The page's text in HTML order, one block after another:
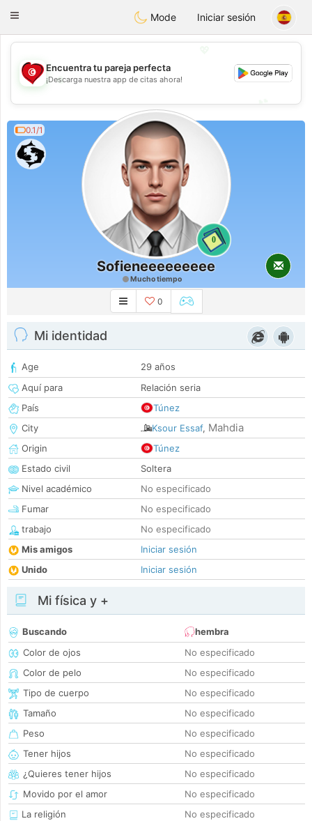
Tunisia Dating
Toggle
Mode Iniciar sesión
💖
💕
Encuentra tu pareja perfecta
¡Descarga nuestra app de citas ahora!
0.1/1
0
Sofieneeeeeeeee
Mucho tiempo
0
Mi identidad
Age
29 años
Aquí para
Relación seria
País
Túnez
City
Ksour Essaf, Mahdia
Origin
Túnez
Estado civil
Soltera
Nivel académico
No especificado
Fumar
No especificado
trabajo
No especificado
Mis amigos
Iniciar sesión
Unido
Iniciar sesión
Mi física y +
Buscando
hembra
Color de ojos
No especificado
Color de pelo
No especificado
Tipo de cuerpo
No especificado
Tamaño
No especificado
Peso
No especificado
Tener hijos
No especificado
¿Quieres tener hijos
No especificado
Movido por el amor
No especificado
La religión
No especificado